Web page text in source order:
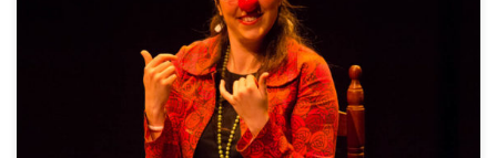
El 8 de marzo el día de la mujer, el 9 de marzo el día del «Mar de
Amores« El 8 de marzo estábamos amasando el espíritu para el
espectáculo de Clown con perspectiva de género que representamos al